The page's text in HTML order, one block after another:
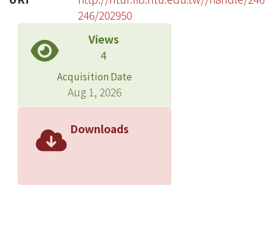
246/202950
Views
4
Acquisition Date
Aug 1, 2026
Downloads